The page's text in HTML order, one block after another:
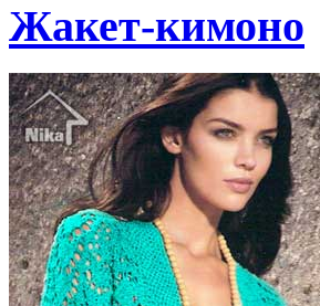
Жакет-кимоно